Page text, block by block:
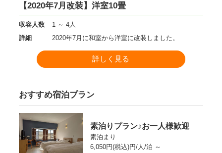
【2020年7月改装】洋室10畳
収容人数
1 ～ 4人
詳細
2020年7月に和室から洋室に改装しました。
詳しく見る
おすすめ宿泊プラン
素泊りプラン♪お一人様歓迎
素泊まり
6,050円(税込)円/人/泊 ～